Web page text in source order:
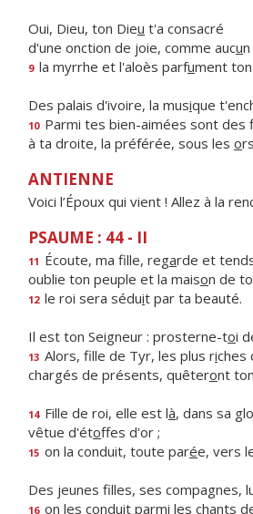
Oui, Dieu, ton Dieu t'a consacré
d'une onction de joie, comme aucu
9 la myrrhe et l'aloès parfument
Des palais d'ivoire, la musique
10 Parmi tes bien-aimées sont des
à ta droite, la préférée, sous les o
ANTIENNE
Voici l’Époux qui vient ! Allez à la
PSAUME : 44 - II
11 Écoute, ma fille, regarde et
oublie ton peuple et la maison de
12 le roi sera séduit par ta beauté.
Il est ton Seigneur : prosterne-toi
13 Alors, fille de Tyr, les plus riches
chargés de présents, quêteront
14 Fille de roi, elle est là, dans sa
vêtue d'étoffes d'or ;
15 on la conduit, toute parée, vers
Des jeunes filles, ses compagnes,
16 on les conduit parmi les chants